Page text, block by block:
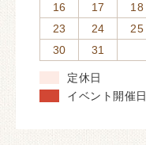
16
17 18
23
24 25
30
31
定休日
イベント開催日